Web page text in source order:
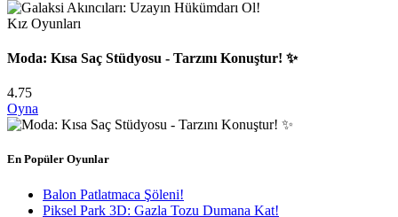
Kız Oyunları
Moda: Kısa Saç Stüdyosu - Tarzını Konuştur! ✨
4.75
Oyna
En Popüler Oyunlar
Balon Patlatmaca Şöleni!
Piksel Park 3D: Gazla Tozu Dumana Kat!